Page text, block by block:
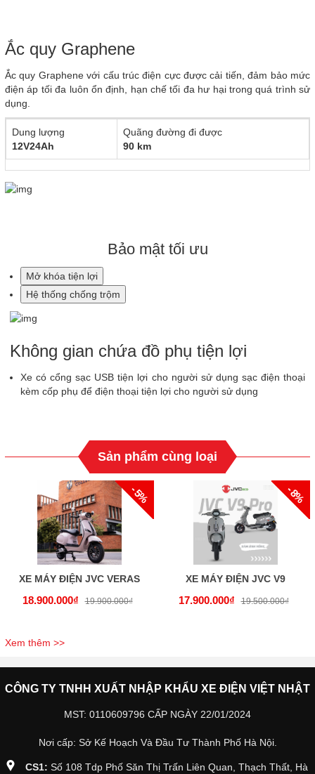
Ắc quy Graphene
Ắc quy Graphene với cấu trúc điện cực được cải tiến, đảm bảo mức
điện áp tối đa luôn ổn định, hạn chế tối đa hư hại trong quá trình sử
dụng.
Dung lượng
12V24Ah
Quãng đường đi được
90 km
Bảo mật tối ưu
Mở khóa tiện lợi
Hệ thống chống trộm
Không gian chứa đồ phụ tiện lợi
Xe có cổng sạc USB tiện lợi cho người sử dụng sạc điện thoại
kèm cốp phụ để điện thoại tiện lợi cho người sử dụng
Sản phẩm cùng loại
- 5%
XE MÁY ĐIỆN JVC VERAS
18.900.000₫ 19.900.000₫
- 8%
XE MÁY ĐIỆN JVC V9
17.900.000₫ 19.500.000₫
Xem thêm >>
CÔNG TY TNHH XUẤT NHẬP KHẨU XE ĐIỆN VIỆT NHẬT
MST: 0110609796 CẤP NGÀY 22/01/2024
Nơi cấp: Sở Kế Hoạch Và Đầu Tư Thành Phố Hà Nội.
CS1: Số 108 Tdp Phố Săn Thị Trấn Liên Quan, Thạch Thất, Hà